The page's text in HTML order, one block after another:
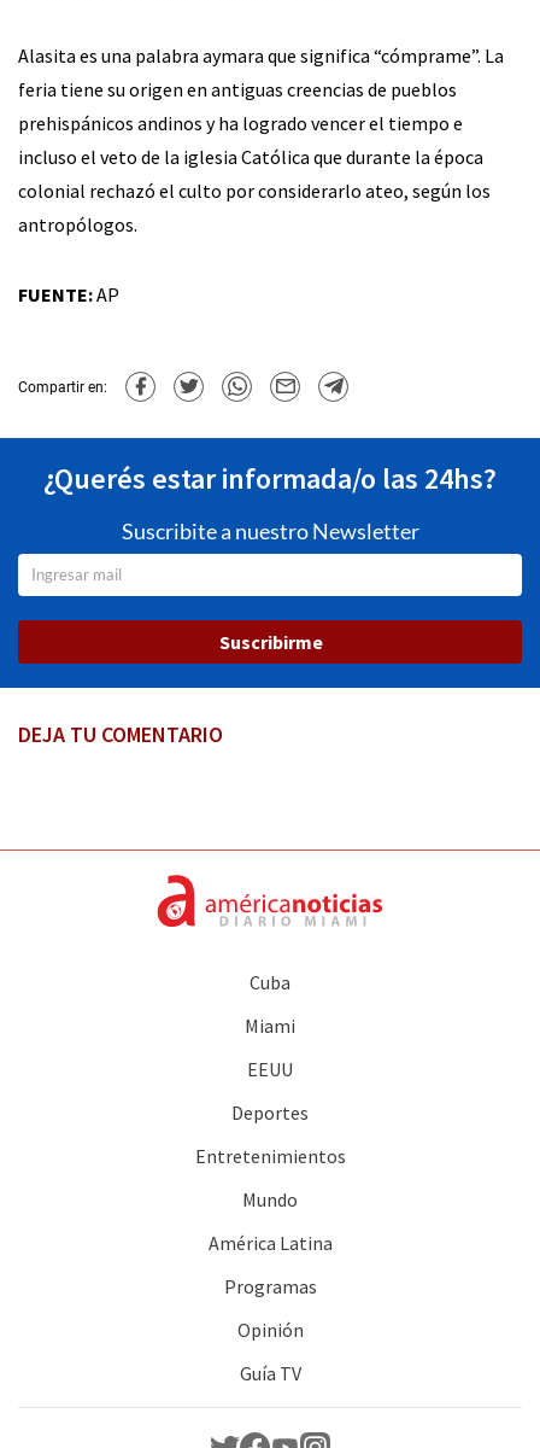
Alasita es una palabra aymara que significa “cómprame”. La
feria tiene su origen en antiguas creencias de pueblos
prehispánicos andinos y ha logrado vencer el tiempo e
incluso el veto de la iglesia Católica que durante la época
colonial rechazó el culto por considerarlo ateo, según los
antropólogos.
FUENTE:AP
Compartir en:
¿Querés estar informada/o las 24hs?
Suscribite a nuestro Newsletter
Suscribirme
DEJA TU COMENTARIO
Cuba
Miami
EEUU
Deportes
Entretenimientos
Mundo
América Latina
Programas
Opinión
Guía TV